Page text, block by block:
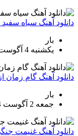
دانلود آهنگ سیاه سفید از
بار
یکشنبه 4 آگوست 2024
دانلود آهنگ گام زمان از
بار
جمعه 2 آگوست 2024
دانلود آهنگ غنیمت جنگی از